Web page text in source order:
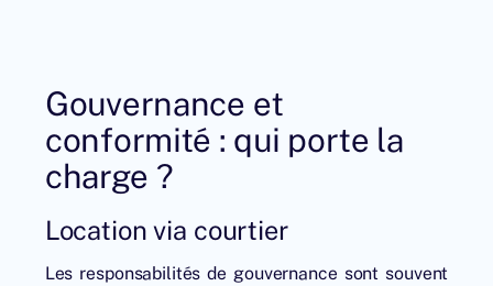
Gouvernance et
conformité : qui porte la
charge ?
Location via courtier
Les responsabilités de gouvernance sont souvent